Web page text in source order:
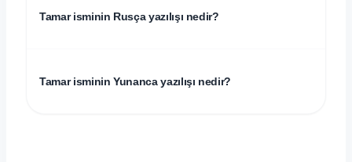
Tamar isminin Rusça yazılışı nedir?
Tamar isminin Yunanca yazılışı nedir?